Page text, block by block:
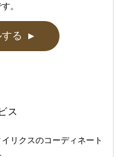
。
る ▲
ス
リクスのコーディネート